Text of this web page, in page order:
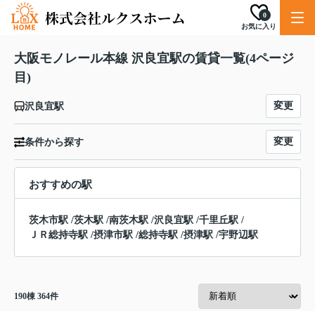
お気に入り
0
大阪モノレール本線 沢良宜駅の賃貸一覧(4ページ
目)
沢良宜駅 変更
条件から探す 変更
おすすめの駅
茨木市駅 /茨木駅 /南茨木駅 /沢良宜駅 /千里丘駅 /
ＪＲ総持寺駅 /摂津市駅 /総持寺駅 /摂津駅 /宇野辺駅
190棟 364件